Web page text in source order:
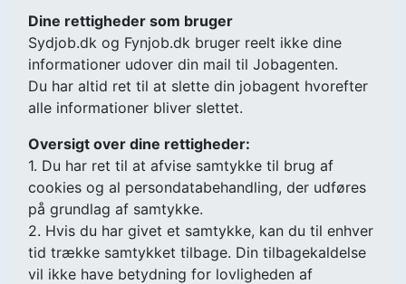
Dine rettigheder som bruger
Sydjob.dk og Fynjob.dk bruger reelt ikke dine
informationer udover din mail til Jobagenten.
Du har altid ret til at slette din jobagent hvorefter
alle informationer bliver slettet.
Oversigt over dine rettigheder:
1. Du har ret til at afvise samtykke til brug af
cookies og al persondatabehandling, der udføres
på grundlag af samtykke.
2. Hvis du har givet et samtykke, kan du til enhver
tid trække samtykket tilbage. Din tilbagekaldelse
vil ikke have betydning for lovligheden af